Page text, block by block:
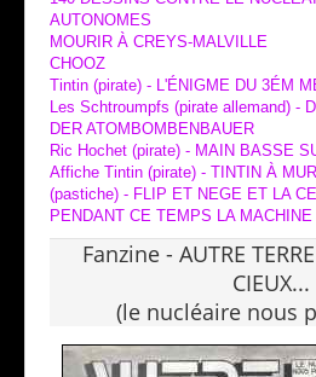
AUTONOMES
MOURIR À CREYS-MALVILLE
CHOOZ
Tintin (pirate) - L'ÉNIGME DU 3ÉM
Les Schtroumpfs (pirate allemand) -
DER ATOMBOMBENBAUER
Ric Hochet (pirate) - MAIN BASSE
Affiche Tintin (pirate) - TINTIN À
(pastiche) - FLIP ET NEGE ET LA
PENDANT CE TEMPS LA
Fanzine - AUTRE
CIEUX...
(le nucléaire nous